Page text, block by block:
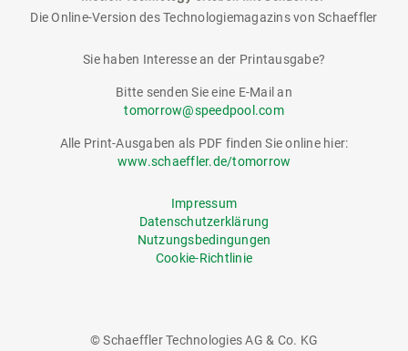
tomorrow
Die Online-Version des Technologiemagazins von Schaeffler
Sie haben Interesse an der Printausgabe?
Bitte senden Sie eine E-Mail an
tomorrow@speedpool.com
Alle Print-Ausgaben als PDF finden Sie online hier:
www.schaeffler.de/tomorrow
Impressum
Datenschutzerklärung
Nutzungsbedingungen
Cookie-Richtlinie
© Schaeffler Technologies AG & Co. KG